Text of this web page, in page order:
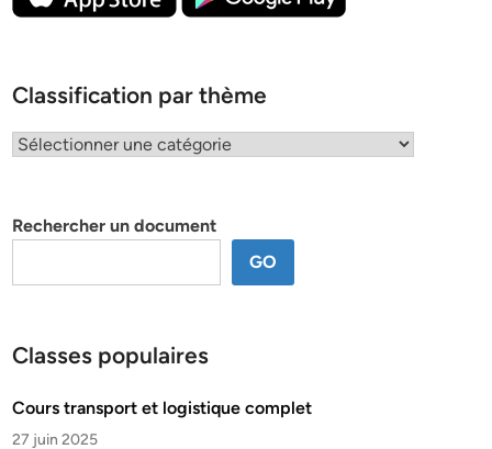
Classification par thème
Classification
Rechercher un document
GO
Classes populaires
Cours transport et logistique complet
27 juin 2025